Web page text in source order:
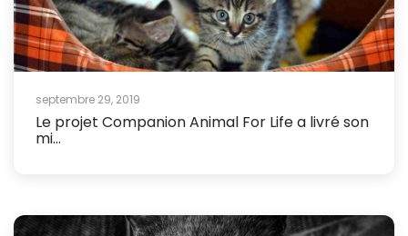
septembre 29, 2019
Le projet Companion Animal For Life a livré son
mi...